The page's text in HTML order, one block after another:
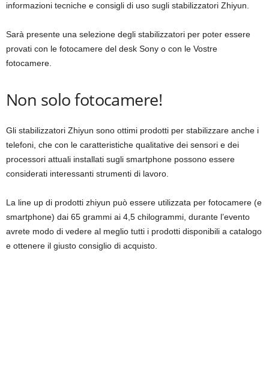
informazioni tecniche e consigli di uso sugli stabilizzatori Zhiyun.
Sarà presente una selezione degli stabilizzatori per poter essere
provati con le fotocamere del desk Sony o con le Vostre
fotocamere.
Non solo fotocamere!
Gli stabilizzatori Zhiyun sono ottimi prodotti per stabilizzare anche i
telefoni, che con le caratteristiche qualitative dei sensori e dei
processori attuali installati sugli smartphone possono essere
considerati interessanti strumenti di lavoro.
La line up di prodotti zhiyun può essere utilizzata per fotocamere (e
smartphone) dai 65 grammi ai 4,5 chilogrammi, durante l’evento
avrete modo di vedere al meglio tutti i prodotti disponibili a catalogo
e ottenere il giusto consiglio di acquisto.